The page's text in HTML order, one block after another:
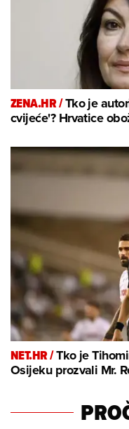
ZENA.HR /Tko je
cvijeće'? Hrvatice
NET.HR /Tko je
Osijeku prozvali Mr.